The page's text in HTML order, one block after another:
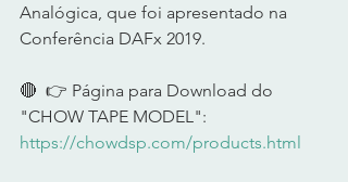
Analógica, que foi apresentado na
Conferência DAFx 2019.
🔴  👉 Página para Download do
"CHOW TAPE MODEL":
https://chowdsp.com/products.html